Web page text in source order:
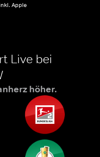
Apple
Live bei
höher.